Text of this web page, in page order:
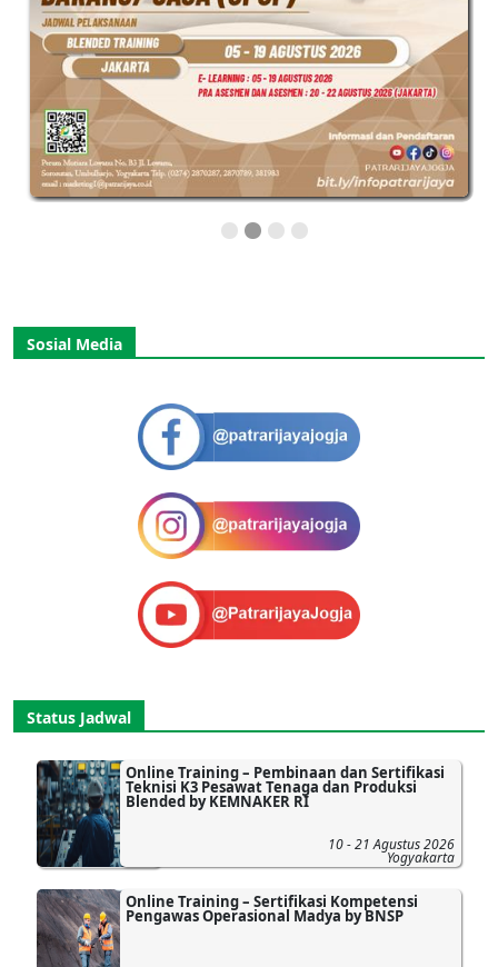
Sosial Media
Status Jadwal
Online Training – Pembinaan dan Sertifikasi
Teknisi K3 Pesawat Tenaga dan Produksi
Blended by KEMNAKER RI
10 - 21 Agustus 2026
Yogyakarta
Online Training – Sertifikasi Kompetensi
Pengawas Operasional Madya by BNSP